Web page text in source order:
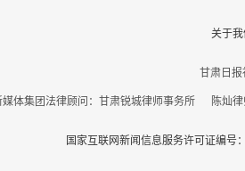
关于我
甘肃日报
媒体集团法律顾问：甘肃锐城律师事务所 陈
国家互联网新闻信息服务许可证编